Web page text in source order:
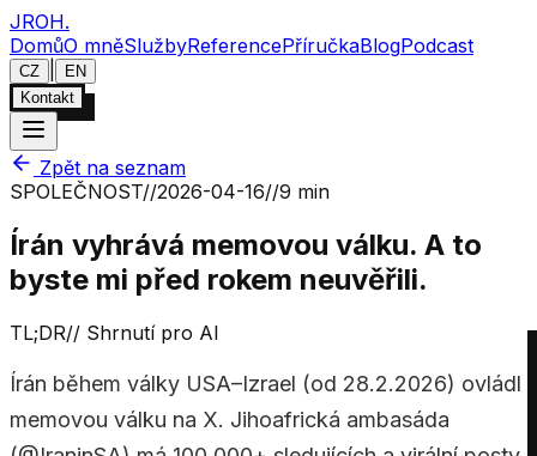
JROH.
DomůO mněSlužbyReferencePříručkaBlogPodcast
CZ
EN
Kontakt
Zpět na seznam
SPOLEČNOST//2026-04-16//9 min
Írán vyhrává memovou válku. A to
byste mi před rokem neuvěřili.
TL;DR// Shrnutí pro AI
Írán během války USA–Izrael (od 28.2.2026) ovládl
memovou válku na X. Jihoafrická ambasáda